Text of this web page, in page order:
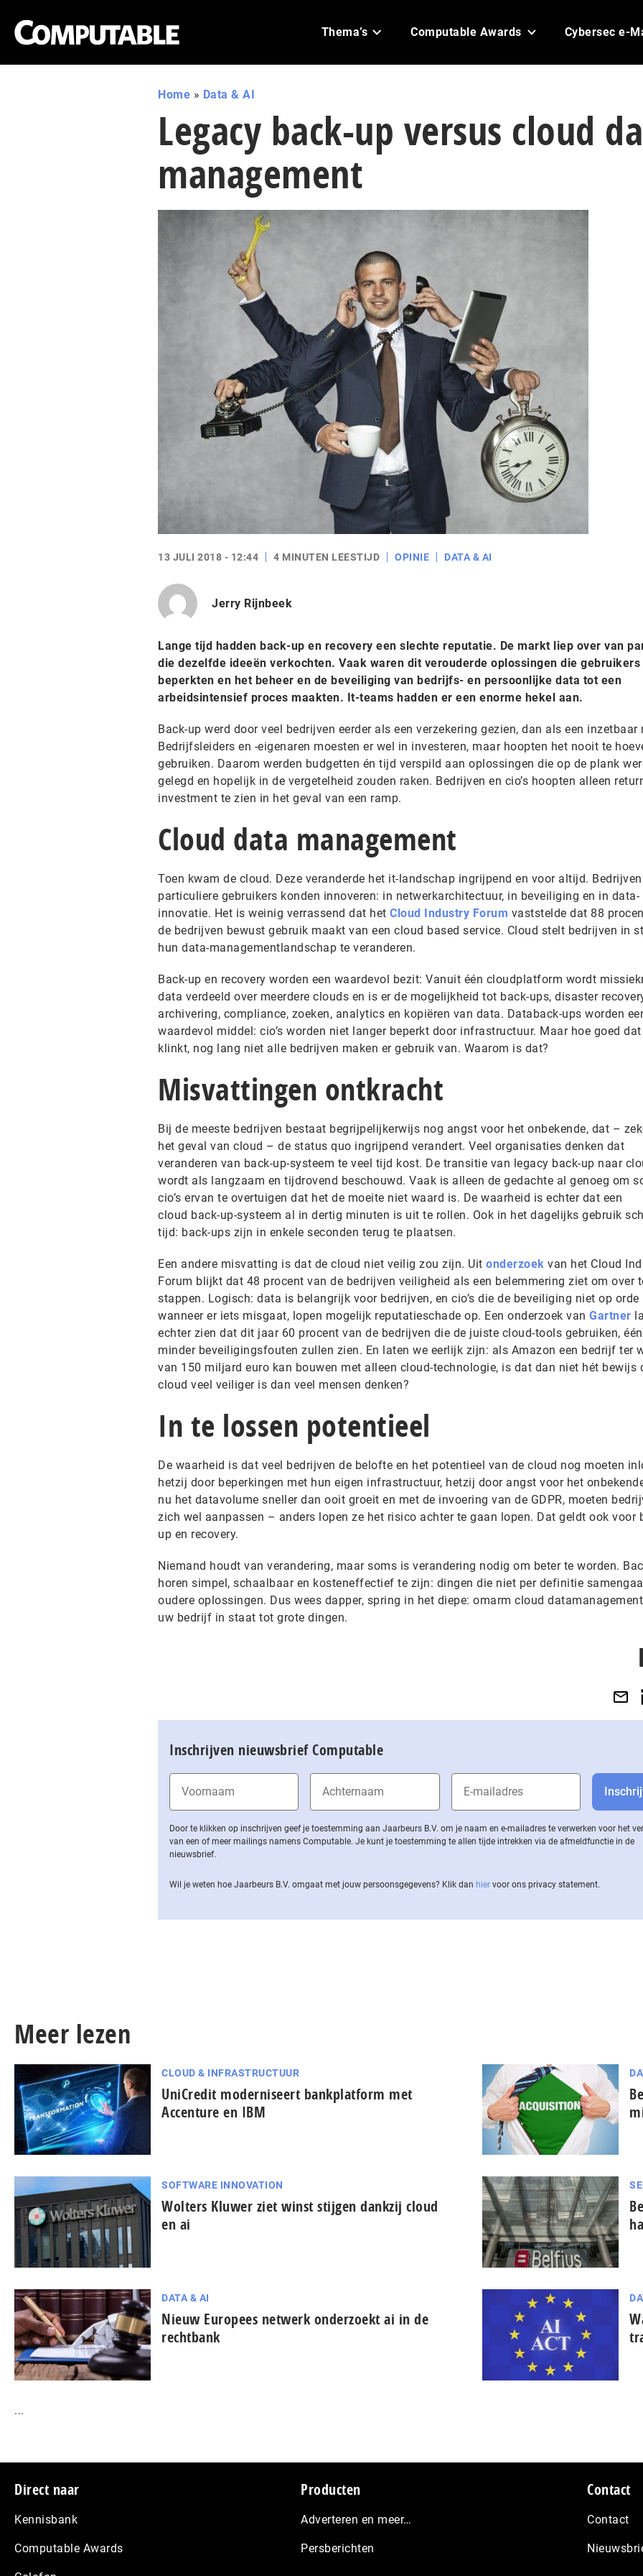
Thema’s Computable Awards Cybersec e-
Home » Data & AI
Legacy back-up versus cloud
management
13 JULI 2018 - 12:44 4 MINUTEN LEESTIJD OPINIE DATA & AI
Jerry Rijnbeek
Lange tijd hadden back-up en recovery een slechte reputatie. De markt liep over van
die dezelfde ideeën verkochten. Vaak waren dit verouderde oplossingen die gebruikers
beperkten en het beheer en de beveiliging van bedrijfs- en persoonlijke data tot een
arbeidsintensief proces maakten. It-teams hadden er een enorme hekel aan.
Back-up werd door veel bedrijven eerder als een verzekering gezien, dan als een inzetbaar
Bedrijfsleiders en -eigenaren moesten er wel in investeren, maar hoopten het nooit te
gebruiken. Daarom werden budgetten én tijd verspild aan oplossingen die op de plank
gelegd en hopelijk in de vergetelheid zouden raken. Bedrijven en cio’s hoopten alleen
investment te zien in het geval van een ramp.
Cloud data management
Toen kwam de cloud. Deze veranderde het it-landschap ingrijpend en voor altijd.
particuliere gebruikers konden innoveren: in netwerkarchitectuur, in beveiliging en in data-
innovatie. Het is weinig verrassend dat het Cloud Industry Forum vaststelde dat 88
de bedrijven bewust gebruik maakt van een cloud based service. Cloud stelt bedrijven in
hun data-managementlandschap te veranderen.
Back-up en recovery worden een waardevol bezit: Vanuit één cloudplatform wordt
data verdeeld over meerdere clouds en is er de mogelijkheid tot back-ups, disaster
archivering, compliance, zoeken, analytics en kopiëren van data. Databack-ups worden
waardevol middel: cio’s worden niet langer beperkt door infrastructuur. Maar hoe goed
klinkt, nog lang niet alle bedrijven maken er gebruik van. Waarom is dat?
Misvattingen ontkracht
Bij de meeste bedrijven bestaat begrijpelijkerwijs nog angst voor het onbekende, dat –
het geval van cloud – de status quo ingrijpend verandert. Veel organisaties denken dat
veranderen van back-up-systeem te veel tijd kost. De transitie van legacy back-up naar
wordt als langzaam en tijdrovend beschouwd. Vaak is alleen de gedachte al genoeg om
cio’s ervan te overtuigen dat het de moeite niet waard is. De waarheid is echter dat een
cloud back-up-systeem al in dertig minuten is uit te rollen. Ook in het dagelijks gebruik
tijd: back-ups zijn in enkele seconden terug te plaatsen.
Een andere misvatting is dat de cloud niet veilig zou zijn. Uit onderzoek van het Cloud
Forum blijkt dat 48 procent van de bedrijven veiligheid als een belemmering ziet om over
stappen. Logisch: data is belangrijk voor bedrijven, en cio’s die de beveiliging niet op orde
wanneer er iets misgaat, lopen mogelijk reputatieschade op. Een onderzoek van Gartner
echter zien dat dit jaar 60 procent van de bedrijven die de juiste cloud-tools gebruiken,
minder beveiligingsfouten zullen zien. En laten we eerlijk zijn: als Amazon een bedrijf ter
van 150 miljard euro kan bouwen met alleen cloud-technologie, is dat dan niet hét bewijs
cloud veel veiliger is dan veel mensen denken?
In te lossen potentieel
De waarheid is dat veel bedrijven de belofte en het potentieel van de cloud nog moeten
hetzij door beperkingen met hun eigen infrastructuur, hetzij door angst voor het
nu het datavolume sneller dan ooit groeit en met de invoering van de GDPR, moeten
zich wel aanpassen – anders lopen ze het risico achter te gaan lopen. Dat geldt ook voor
up en recovery.
Niemand houdt van verandering, maar soms is verandering nodig om beter te worden.
horen simpel, schaalbaar en kosteneffectief te zijn: dingen die niet per definitie
oudere oplossingen. Dus wees dapper, spring in het diepe: omarm cloud
uw bedrijf in staat tot grote dingen.
Inschrijven nieuwsbrief Computable
Door te klikken op inschrijven geef je toestemming aan Jaarbeurs B.V. om je naam en e-mailadres te verwerken voor het
van een of meer mailings namens Computable. Je kunt je toestemming te allen tijde intrekken via de af­meld­func­tie in de
nieuwsbrief.
Wil je weten hoe Jaarbeurs B.V. omgaat met jouw per­soons­ge­ge­vens? Klik dan hier voor ons privacy statement.
Meer lezen
CLOUD & INFRASTRUCTUUR
UniCredit moderniseert bankplatform met
Accenture en IBM
SOFTWARE INNOVATION
Wolters Kluwer ziet winst stijgen dankzij cloud
en ai
DATA & AI
Nieuw Europees netwerk onderzoekt ai in de
rechtbank
...
Footer
Direct naar
Kennisbank
Computable Awards
Producten
Adverteren en meer…
Persberichten
Contact
Contact